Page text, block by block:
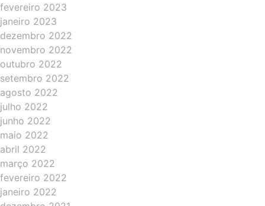
fevereiro 2023
janeiro 2023
dezembro 2022
novembro 2022
outubro 2022
setembro 2022
agosto 2022
julho 2022
junho 2022
maio 2022
abril 2022
março 2022
fevereiro 2022
janeiro 2022